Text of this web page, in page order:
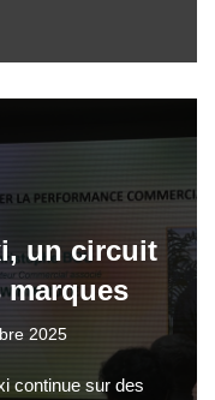
un circuit
2025
continue sur des